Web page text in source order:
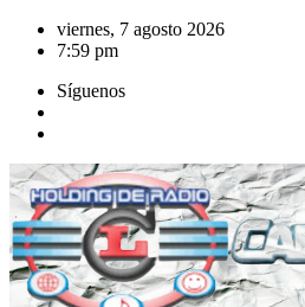
Saltar
viernes, 7 agosto 2026
7:59 pm
Síguenos